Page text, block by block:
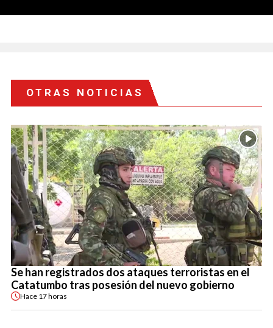
OTRAS NOTICIAS
Se han registrados dos ataques terroristas en el
Catatumbo tras posesión del nuevo gobierno
Hace 17 horas